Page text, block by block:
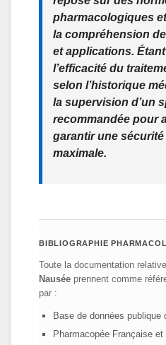
pharmacologiques
la compréhension
et applications.
l’efficacité du
selon l’historique
la supervision d’un
recommandée pour
garantir une
maximale.
BIBLIOGRAPHIE
Toute la documentation
Nausée prennent comme
par :
Base de données
Pharmacopée Française